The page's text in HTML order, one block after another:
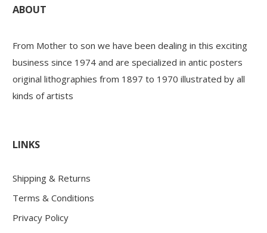
ABOUT
From Mother to son we have been dealing in this exciting
business since 1974 and are specialized in antic posters
original lithographies from 1897 to 1970 illustrated by all
kinds of artists
LINKS
Shipping & Returns
Terms & Conditions
Privacy Policy